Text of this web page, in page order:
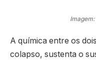
A química entre os
colapso, sustenta o